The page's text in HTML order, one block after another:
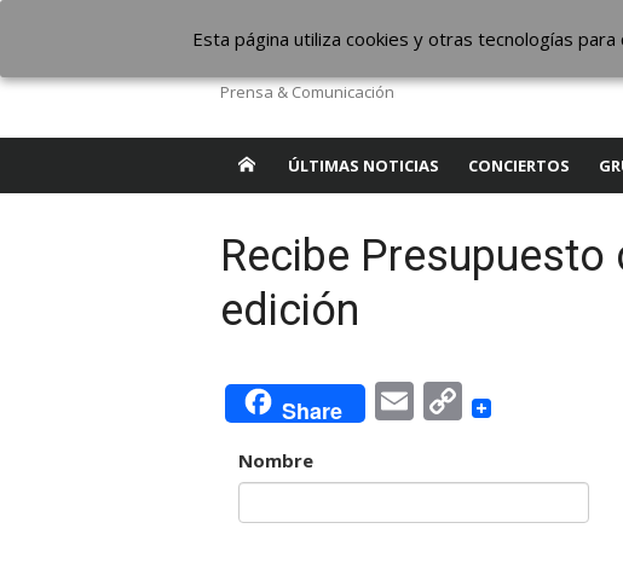
contenido
The Borderline Music
Prensa & Comunicación
ÚLTIMAS NOTICIAS CONCIERTOS
Recibe Presupuesto
edición
Share EmailCopy
Nombre
Esta página utiliza cookies y otras tecnologías